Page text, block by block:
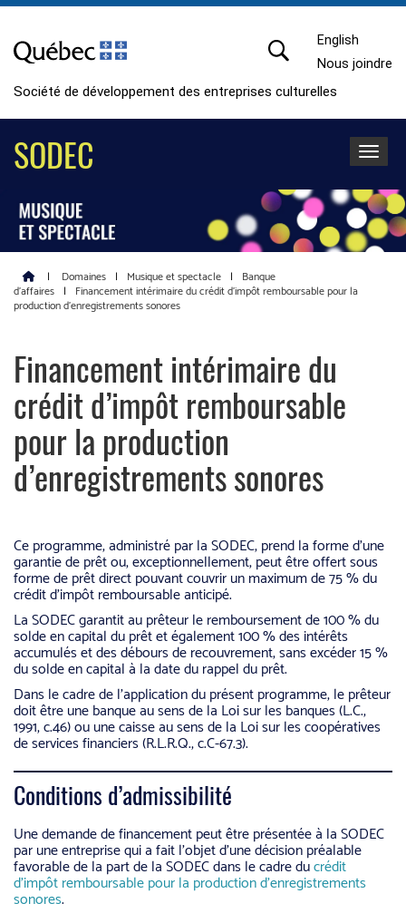
Société de développement des entreprises culturelles
English
Nous joindre
SODEC
| Domaines | Musique et spectacle |
Banque
d’affaires |
Financement intérimaire du crédit d’impôt remboursable pour la
production d’enregistrements sonores
Financement intérimaire du
crédit d’impôt remboursable
pour la production
d’enregistrements sonores
Ce programme, administré par la SODEC, prend la forme d’une
garantie de prêt ou, exceptionnellement, peut être offert sous
forme de prêt direct pouvant couvrir un maximum de 75 % du
crédit d’impôt remboursable anticipé.
La SODEC garantit au prêteur le remboursement de 100 % du
solde en capital du prêt et également 100 % des intérêts
accumulés et des débours de recouvrement, sans excéder 15 %
du solde en capital à la date du rappel du prêt.
Dans le cadre de l’application du présent programme, le prêteur
doit être une banque au sens de la Loi sur les banques (L.C.,
1991, c.46) ou une caisse au sens de la Loi sur les coopératives
de services financiers (R.L.R.Q., c.C-67.3).
Conditions d’admissibilité
Une demande de financement peut être présentée à la SODEC
par une entreprise qui a fait l’objet d’une décision préalable
favorable de la part de la SODEC dans le cadre ducrédit
d’impôt remboursable pour la production d’enregistrements
sonores.